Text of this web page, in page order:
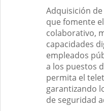
Adquisición
que fomente
colaborativo,
capacidades
empleados
a los puestos
permita el
garantizando
de seguridad